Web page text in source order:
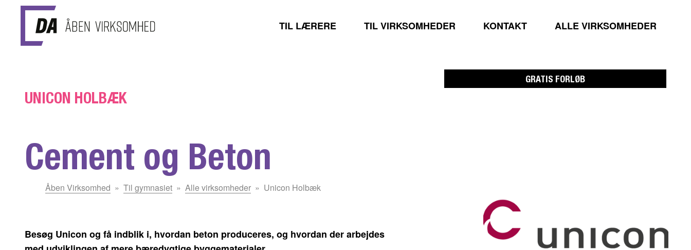
Gå til hovedindhold
TIL LÆRERE
TIL VIRKSOMHEDER KONTAKT ALLE VIRKSOMHEDER
UNICON HOLBÆK
Cement og Beton
Åben Virksomhed Til gymnasiet Alle virksomheder Unicon Holbæk
Besøg Unicon og få indblik i, hvordan beton produceres, og hvordan der arbejdes
GRATIS FORLØB